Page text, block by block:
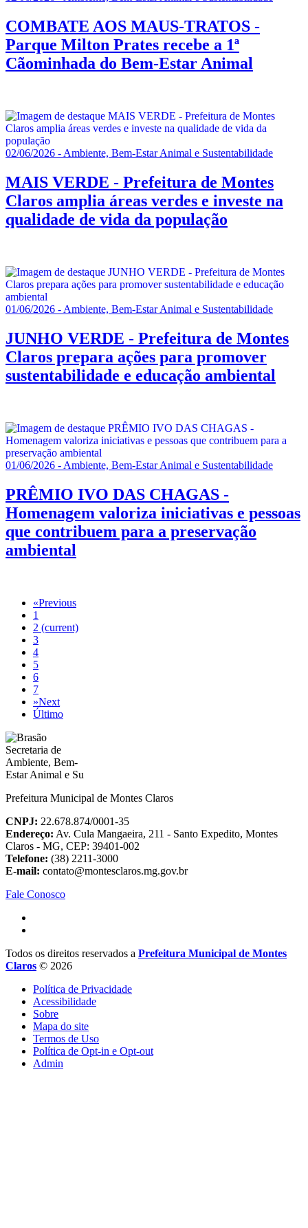
COMBATE AOS MAUS-TRATOS -
Parque Milton Prates recebe a 1ª
Cãominhada do Bem-Estar Animal
02/06/2026 - Ambiente, Bem-Estar Animal e Sustentabilidade
MAIS VERDE - Prefeitura de Montes
Claros amplia áreas verdes e investe na
qualidade de vida da população
01/06/2026 - Ambiente, Bem-Estar Animal e Sustentabilidade
JUNHO VERDE - Prefeitura de Montes
Claros prepara ações para promover
sustentabilidade e educação ambiental
01/06/2026 - Ambiente, Bem-Estar Animal e Sustentabilidade
PRÊMIO IVO DAS CHAGAS -
Homenagem valoriza iniciativas e pessoas
que contribuem para a preservação
ambiental
«Previous
1
2 (current)
3
4
5
6
7
»Next
Último
Prefeitura Municipal de Montes Claros
CNPJ: 22.678.874/0001-35
Endereço: Av. Cula Mangaeira, 211 - Santo Expedito, Montes
Claros - MG, CEP: 39401-002
Telefone: (38) 2211-3000
E-mail: contato@montesclaros.mg.gov.br
Fale Conosco
Todos os direitos reservados a Prefeitura Municipal de Montes
Claros © 2026
Política de Privacidade
Acessibilidade
Sobre
Mapa do site
Termos de Uso
Política de Opt-in e Opt-out
Admin